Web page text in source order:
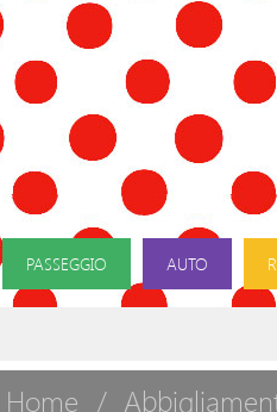
PASSEGGIO AUTO
Home